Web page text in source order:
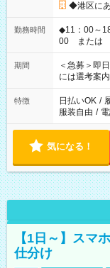
◆港区に
勤務時間
◆11：00～
00 または 11：30～18
ば前職が、
スタッフ ス
業界から入
期間
＜急募＞即
には選考案
特徴 日払いOK /
服装自由 /
気になる！
【1日～】スマ
仕分け